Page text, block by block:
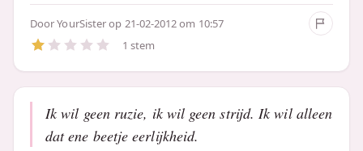
DoorYourSisterop 21-02-2012 om 10:57
1 stem
Ik wil geen ruzie, ik wil geen strijd. Ik wil alleen
dat ene beetje eerlijkheid.